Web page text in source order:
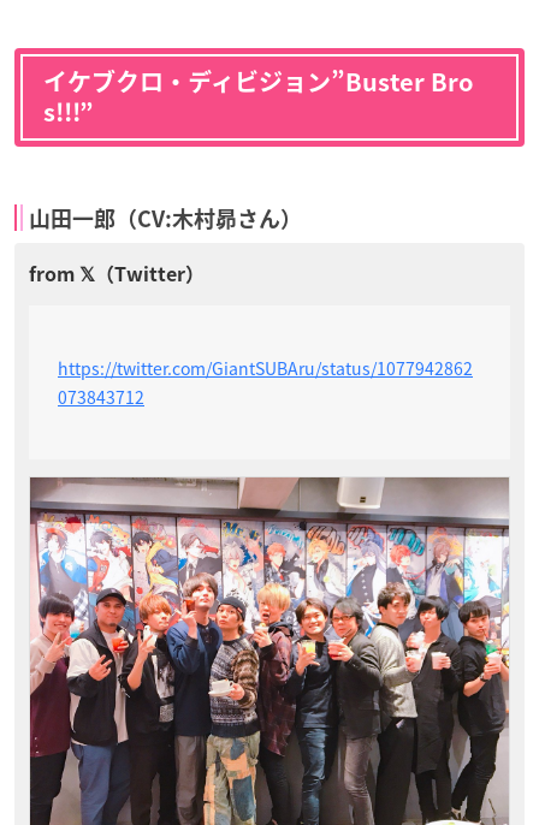
イケブクロ・ディビジョン”Buster Bro
s!!!”
山田一郎（CV:木村昴さん）
https://twitter.com/GiantSUBAru/status/1077942862
073843712